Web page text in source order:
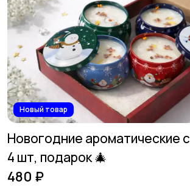
Новый товар
Новогодние ароматические
4 шт, подарок 🎄
480 ₽